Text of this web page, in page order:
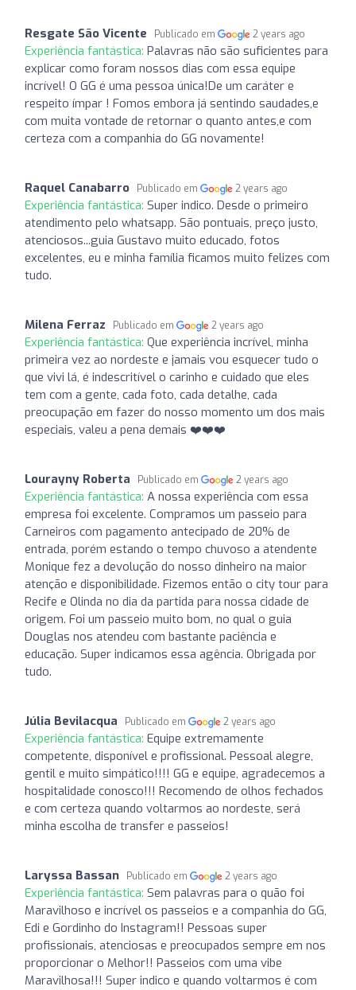
Resgate São Vicente Publicado em 2 years ago
Experiência fantástica: Palavras não são suficientes para
explicar como foram nossos dias com essa equipe
incrível! O GG é uma pessoa única!De um caráter e
respeito ímpar ! Fomos embora já sentindo saudades,e
com muita vontade de retornar o quanto antes,e com
certeza com a companhia do GG novamente!
Raquel Canabarro Publicado em 2 years ago
Experiência fantástica: Super indico. Desde o primeiro
atendimento pelo whatsapp. São pontuais, preço justo,
atenciosos...guia Gustavo muito educado, fotos
excelentes, eu e minha família ficamos muito felizes com
tudo.
Milena Ferraz Publicado em 2 years ago
Experiência fantástica: Que experiência incrível, minha
primeira vez ao nordeste e jamais vou esquecer tudo o
que vivi lá, é indescritível o carinho e cuidado que eles
tem com a gente, cada foto, cada detalhe, cada
preocupação em fazer do nosso momento um dos mais
especiais, valeu a pena demais ❤️❤️❤️
Lourayny Roberta Publicado em 2 years ago
Experiência fantástica: A nossa experiência com essa
empresa foi excelente. Compramos um passeio para
Carneiros com pagamento antecipado de 20% de
entrada, porém estando o tempo chuvoso a atendente
Monique fez a devolução do nosso dinheiro na maior
atenção e disponibilidade. Fizemos então o city tour para
Recife e Olinda no dia da partida para nossa cidade de
origem. Foi um passeio muito bom, no qual o guia
Douglas nos atendeu com bastante paciência e
educação. Super indicamos essa agência. Obrigada por
tudo.
Júlia Bevilacqua Publicado em 2 years ago
Experiência fantástica: Equipe extremamente
competente, disponível e profissional. Pessoal alegre,
gentil e muito simpático!!!! GG e equipe, agradecemos a
hospitalidade conosco!!! Recomendo de olhos fechados
e com certeza quando voltarmos ao nordeste, será
minha escolha de transfer e passeios!
Laryssa Bassan Publicado em 2 years ago
Experiência fantástica: Sem palavras para o quão foi
Maravilhoso e incrível os passeios e a companhia do GG,
Edi e Gordinho do Instagram!! Pessoas super
profissionais, atenciosas e preocupados sempre em nos
proporcionar o Melhor!! Passeios com uma vibe
Maravilhosa!!! Super indico e quando voltarmos é com